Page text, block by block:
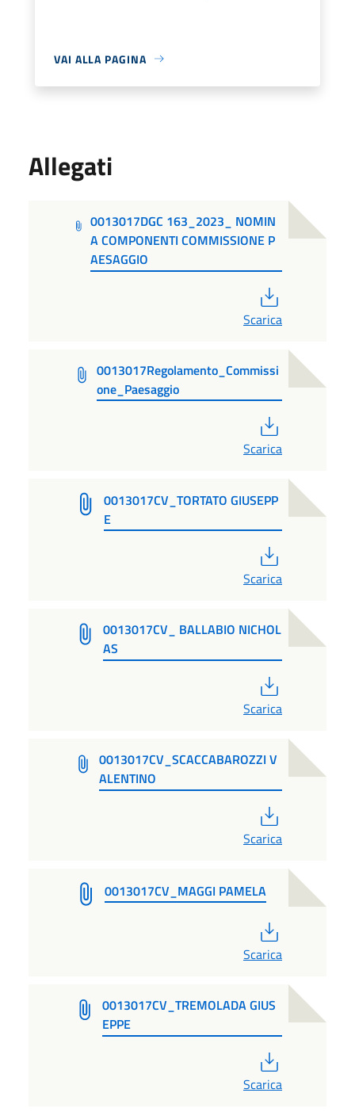
VAI ALLA PAGINA
Allegati
0013017DGC 163_2023_ NOMIN
A COMPONENTI COMMISSIONE P
AESAGGIO
Scarica
0013017Regolamento_Commissi
one_Paesaggio
Scarica
0013017CV_TORTATO GIUSEPP
E
Scarica
0013017CV_ BALLABIO NICHOL
AS
Scarica
0013017CV_SCACCABAROZZI V
ALENTINO
Scarica
0013017CV_MAGGI PAMELA
Scarica
0013017CV_TREMOLADA GIUS
EPPE
Scarica